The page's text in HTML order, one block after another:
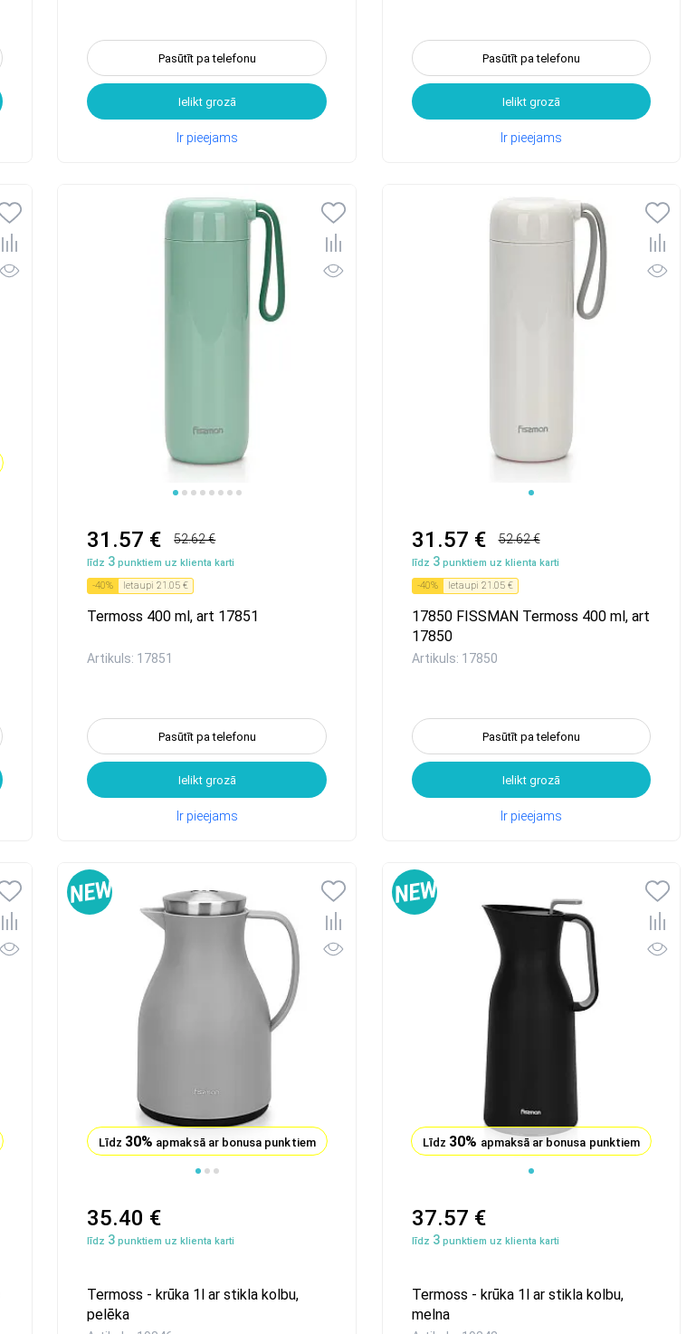
Pasūtīt pa telefonu
Ielikt grozā
Ir pieejams
Pasūtīt pa telefonu
Ielikt grozā
Ir pieejams
31.57 € 52.62 €
līdz 3 punktiem uz klienta karti
-40% Ietaupi21.05 €
Termoss 400 ml, art 17851
Artikuls: 17851
Pasūtīt pa telefonu
Ielikt grozā
Ir pieejams
31.57 € 52.62 €
līdz 3punktiem uz klienta karti
-40% Ietaupi 21.05 €
17850 FISSMAN Termoss 400 ml, art
17850
Artikuls: 17850
Pasūtīt pa telefonu
Ielikt grozā
Ir pieejams
Līdz 30% apmaksā ar bonusa punktiem
35.40 €
līdz 3 punktiem uz klienta karti
Termoss - krūka 1l ar stikla kolbu,
pelēka
Līdz 30% apmaksā ar bonusa punktiem
37.57 €
līdz 3punktiem uz klienta karti
Termoss - krūka 1l ar stikla kolbu,
melna